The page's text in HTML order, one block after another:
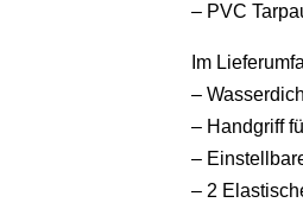
– PVC
Im
–
– Handgriff
–
– 2